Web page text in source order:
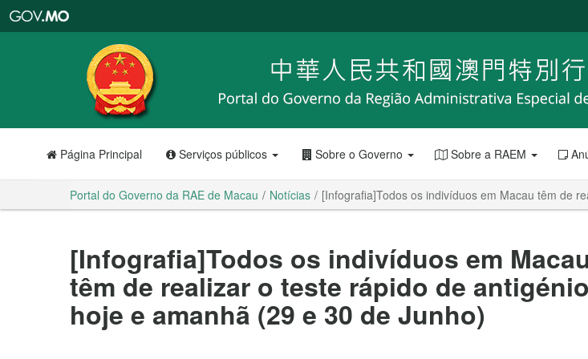
RAE
de
Macau
Página Principal Serviços públicos Sobre o Governo Sobre a RAEM
Portal do Governo da RAE de Macau Notícias [Infografia]Todos os indivíduos em Macau têm de
[Infografia]Todos os indivíduos em
têm de realizar o teste rápido de
hoje e amanhã (29 e 30 de Junho)